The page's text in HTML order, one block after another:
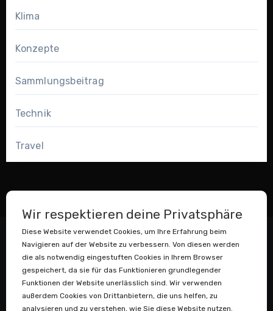
Klima
Konzepte
Sammlungsbeitrag
Technik
Travel
Wir respektieren deine Privatsphäre
Diese Website verwendet Cookies, um Ihre Erfahrung beim
Navigieren auf der Website zu verbessern. Von diesen werden
die als notwendig eingestuften Cookies in Ihrem Browser
gespeichert, da sie für das Funktionieren grundlegender
Funktionen der Website unerlässlich sind. Wir verwenden
außerdem Cookies von Drittanbietern, die uns helfen, zu
analysieren und zu verstehen, wie Sie diese Website nutzen.